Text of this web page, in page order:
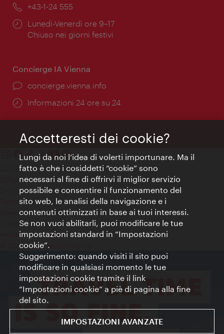
Telefono:
+43-1-24 555
Orari
di
Lunedì-Venerdì ore 9–17
Chiuso nei giorni festivi
Concierge IA Vienna
Ort:
concierge.vienna.info
Öffnungszeiten:
Informazioni 24 ore su 24
Contatti
Colophon
Dichiarazione sulla protezione dei dati
Terms of Use
Accessibilità
Contatto stampa
Impostazioni cookie
© Copyright WienTourismus
Accetteresti dei cookie?
Lungi da noi l’idea di volerti importunare. Ma il
fatto è che i cosiddetti “cookie” sono
necessari al fine di offrirvi il miglior servizio
possibile e consentire il funzionamento del
sito web, le analisi della navigazione e i
contenuti ottimizzati in base ai tuoi interessi.
Se non vuoi abilitarli, puoi modificare le tue
impostazioni standard in “Impostazioni
cookie”.
Suggerimento: quando visiti il sito puoi
modificare in qualsiasi momento le tue
impostazioni cookie tramite il link
“Impostazioni cookie” a piè di pagina alla fine
del sito.
IMPOSTAZIONI AVANZATE